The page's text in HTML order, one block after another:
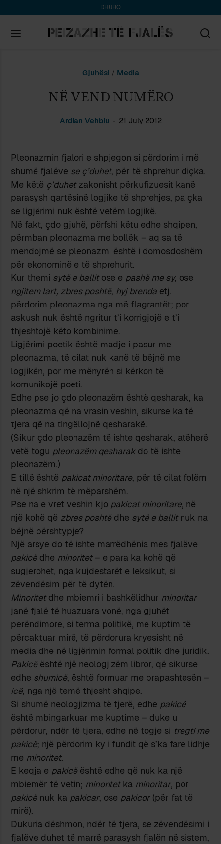
DHURO
Gjuhësi / Media
NË VEND NUMËRO
Ardian Vehbiu 21 July 2012
Pleonazmin fjalori e shpjegon si përdorim i më
shumë fjalëve se ç’duhet, për të shprehur diçka.
Me këtë ç’duhetzakonisht përkufizuesit kanë
parasysh qartësinë logjike të shprehjes, pa çka
se ligjërimi nuk është vetëm logjikë.
Në fakt, çdo gjuhë, përfshi këtu edhe shqipen,
përmban pleonazma me bollëk – aq sa të
mendojmë se pleonazmi është i domosdoshëm
për ekonominë e të shprehurit.
Kur themi sytë e ballitose e pashë me sy, ose
ngjitem lart, zbres poshtë, hyj brenda etj.
përdorim pleonazma nga më flagrantët; por
askush nuk është ngritur t’i korrigjojë e t’i
thjeshtojë këto kombinime.
Ligjërimi poetik është madje i pasur me
pleonazma, të cilat nuk kanë të bëjnë me
logjikën, por me mënyrën si kërkon të
komunikojë poeti.
Edhe pse jo çdo pleonazëm është qesharak, ka
pleonazma që na vrasin veshin, sikurse ka të
tjera që na tingëllojnë qesharakë.
(Sikur çdo pleonazëm të ishte qesharak, atëherë
vetë togu pleonazëm qesharakdo të ishte
pleonazëm.)
E tillë është pakicat minoritare, për të cilat folëm
në një shkrim të mëparshëm.
Pse na e vret veshin kjo pakicat minoritare, në
një kohë që zbres poshtë dhe sytë e ballitnuk na
bëjnë përshtypje?
Një arsye do të ishte marrëdhënia mes fjalëve
pakicë dhe minoritet– e para ka kohë që
sugjerohet, nga kujdestarët e leksikut, si
zëvendësim për të dytën.
Minoritetdhe mbiemri i bashkëlidhur minoritar
janë fjalë të huazuara vonë, nga gjuhët
perëndimore, si terma politikë, me kuptim të
përcaktuar mirë, të përdorura kryesisht në
media dhe në ligjërimin formal politik dhe juridik.
Pakicë është një neologjizëm libror, që sikurse
edhe shumicë, është formuar me prapashtesën –
icë, nga një temë thjesht shqipe.
Si shumë neologjizma të tjerë, edhe pakicë
është mbingarkuar me kuptime – duke u
përdorur, ndër të tjera, edhe në togje si tregti me
pakicë; një përdorim ky i fundit që s’ka fare lidhje
me minoritet.
E keqja e pakicë është edhe që nuk ka një
mbiemër të vetin; minoritetka minoritar, por
pakicë nuk ka pakicar, ose pakicor(për fat të
mirë).
Dukuria dëshmon, ndër të tjera, se zëvendësimi i
fjalëve duhet të marrë parasysh fjalën në sistem,